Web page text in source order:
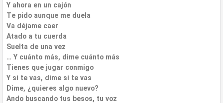
Y ahora en un cajón
Te pido aunque me duela
Va déjame caer
Atado a tu cuerda
Suelta de una vez
… Y cuánto más, dime cuánto más
Tienes que jugar conmigo
Y si te vas, dime si te vas
Dime, ¿quieres algo nuevo?
Ando buscando tus besos, tu voz